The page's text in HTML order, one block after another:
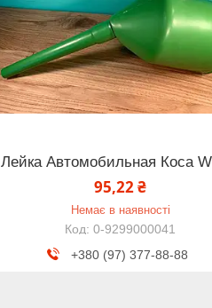
Лейка Автомобильная Коса
95,22 ₴
Немає в наявності
0-9299000041
+380 (97) 377-88-88